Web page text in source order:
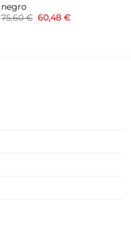
negro
75,60€ El
precio
60,48 €El